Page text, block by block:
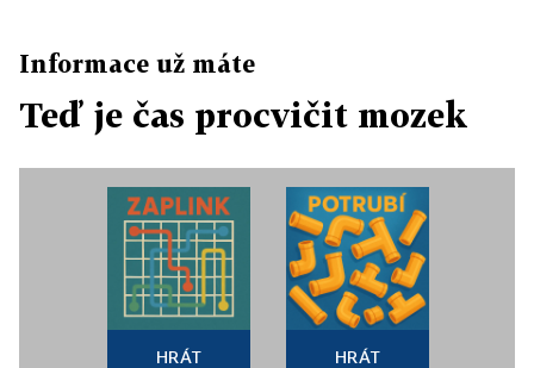
Informace už máte
Teď je čas procvičit mozek
HRÁT HRÁT